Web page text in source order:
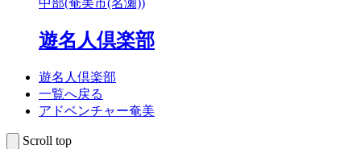
遊名人倶楽部
遊名人倶楽部
一覧へ戻る
アドベンチャー奄美
Scroll top